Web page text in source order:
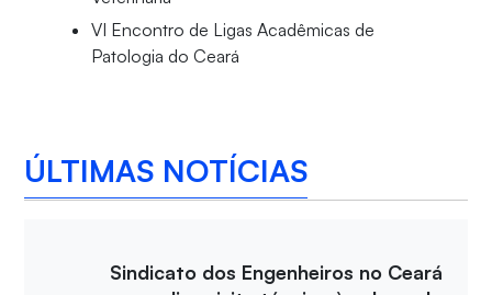
VI Encontro de Ligas Acadêmicas de
Patologia do Ceará
ÚLTIMAS NOTÍCIAS
Sindicato dos Engenheiros no Ceará